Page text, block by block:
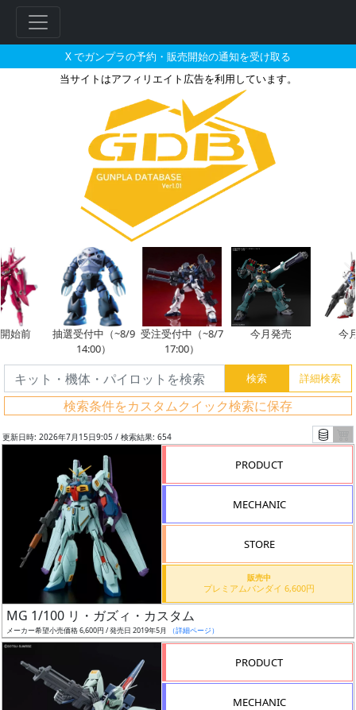
X でガンプラの予約・販売開始の通知を受け取る
当サイトはアフィリエイト広告を利用しています。
MG 1/100 リ・ガズィ・カスタ
抽選受付中（~8/9
14:00）
受注受付中（~8/7
17:00）
今月発売 今月再
検索条件をカスタムクイック検索に保存
フ
リ
ー
更新日時: 2026年7月15日9:05 / 検索結果: 654
PRODUCT
MECHANIC
STORE
販売中
プレミアムバンダイ 6,600円
MG 1/100 リ・ガズィ・カスタム
メーカー希望小売価格 6,600円 / 発売日 2019年5月 （詳細ページ）
PRODUCT
MECHANIC